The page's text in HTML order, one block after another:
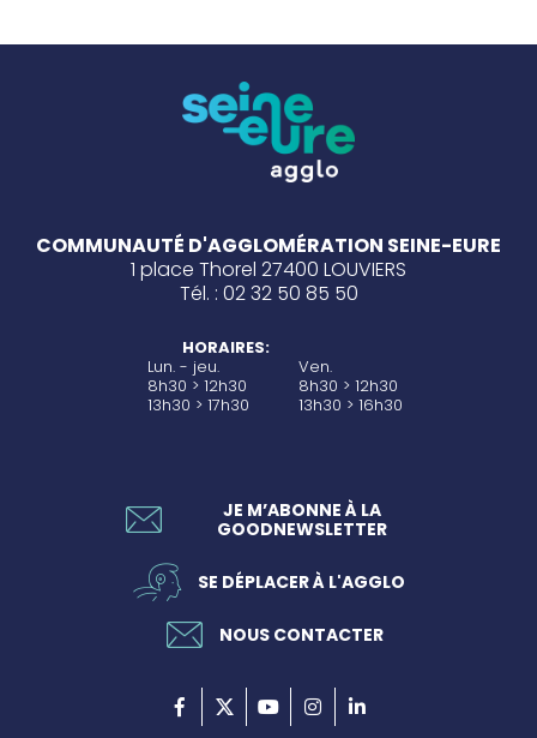
COMMUNAUTÉ D'AGGLOMÉRATION SEINE-EURE
1 place Thorel 27400 LOUVIERS
Tél. : 02 32 50 85 50
HORAIRES:
Lun. - jeu.
8h30 > 12h30
13h30 > 17h30
Ven.
8h30 > 12h30
13h30 > 16h30
JE M’ABONNE À LA
GOODNEWSLETTER
SE DÉPLACER À L'AGGLO
NOUS CONTACTER